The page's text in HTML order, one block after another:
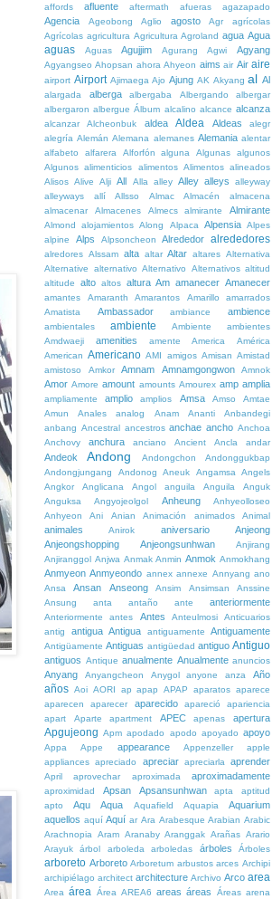
affords
afluente aftermath afueras agazapado
Agencia Ageobong Aglio agosto Agr
agrícolas
Agrícolas agricultura Agricultura Agroland agua Agua
aguas Aguas Agujjim Agurang Agwi Agyang
Agyangseo Ahopsan ahora Ahyeon aims air Air aire
airport Airport Ajimaega Ajo Ajung AK Akyang al Al
alargada alberga albergaba Albergando
albergar
albergaron albergue Álbum alcalino alcance alcanza
alcanzar Alcheonbuk aldea Aldea Aldeas
alegr
alegría Alemán Alemana alemanes Alemania alentar
alfabeto
alfarera Alforfón alguna Algunas
algunos
Algunos alimenticios alimentos Alimentos alineados
Alisos Alive Alji All Alla alley Alley alleys
alleyway
alleyways
allí Allsso Almac Almacén
almacena
almacenar
Almacenes Almecs almirante Almirante
Almond alojamientos Along Alpaca Alpensia Alpes
alpine
Alps Alpsoncheon Alrededor alrededores
alredores Alssam alta altar Altar altares Alternativa
Alternative
alternativo Alternativo Alternativos altitud
altitude
alto altos altura Am amanecer Amanecer
amantes Amaranth Amarantos Amarillo
amarrados
Amatista
Ambassador ambiance ambience
ambientales ambiente Ambiente
ambientes
Amdwaeji
amenities amente America
América
American Americano AMI amigos Amisan Amistad
amistoso
Amkor Amnam Amnamgongwon Amnok
Amor Amore amount amounts Amourex amp amplia
ampliamente amplio amplios Amsa Amso
Amtae
Amun
Anales analog Anam Ananti
Anbandegi
anbang Ancestral ancestros anchae ancho Anchoa
Anchovy
anchura anciano Ancient Ancla andar
Andeok Andong Andongchon
Andonggukbap
Andongjungang
Andonog Aneuk Angamsa
Angels
Angkor
Anglicana Angol anguila Anguila
Anguk
Anguksa
Angyojeolgol Anheung
Anhyeolloseo
Anhyeon
Ani Anian Animación animados Animal
animales Anirok aniversario
Anjeong
Anjeongshopping
Anjeongsunhwan
Anjirang
Anjiranggol Anjwa Anmak Anmin Anmok Anmokhang
Anmyeon Anmyeondo annex annexe Annyang ano
Ansa
Ansan Anseong Ansim Ansimsan
Anssine
Ansung
anta antaño ante anteriormente
Anteriormente antes Antes Anteulmosi
Anticuarios
antig
antigua Antigua antiguamente Antiguamente
Antigüamente Antiguas antigüedad antiguo Antiguo
antiguos Antique anualmente Anualmente anuncios
Anyang Anyangcheon Anygol anyone anza Año
años Aoi AORI ap apap APAP aparatos aparece
aparecen
aparecer aparecido apareció
apariencia
apart
Aparte apartment APEC apenas apertura
Apgujeong Apm apodado apodo apoyado apoyo
Appa Appe appearance Appenzeller
apple
appliances apreciado apreciar apreciarla aprender
April aprovechar aproximada aproximadamente
aproximidad Apsan Apsansunhwan apta
aptitud
apto
Aqu Aqua Aquafield Aquapia
Aquarium
aquellos aquí Aquí ar Ara Arabesque Arabian Arabic
Arachnopia
Aram Aranaby Aranggak Arañas Arario
Arayuk
árbol arboleda arboledas árboles Árboles
arboreto Arboreto Arboretum arbustos arces Archipi
archipiélago architect architecture Archivo Arco area
Area área Área AREA6 areas áreas Áreas arena